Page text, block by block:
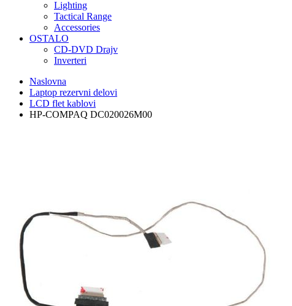
Lighting
Tactical Range
Accessories
OSTALO
CD-DVD Drajv
Inverteri
Naslovna
Laptop rezervni delovi
LCD flet kablovi
HP-COMPAQ DC020026M00